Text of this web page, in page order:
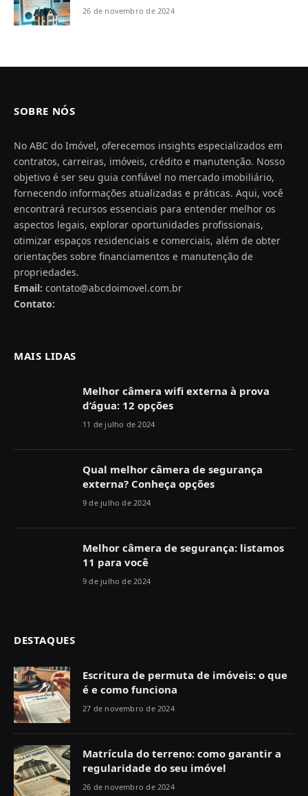
26 de novembro de 2024
SOBRE NÓS
No ABC do Imóvel, oferecemos insights especializados em
contratos, carreiras, imóveis, crédito e manutenção. Nosso
objetivo é ser seu guia confiável no mercado imobiliário,
fornecendo informações atualizadas e práticas. Aqui, você
encontrará recursos essenciais para entender melhor os
aspectos legais, explorar oportunidades profissionais,
otimizar espaços residenciais e comerciais, além de obter
orientações sobre financiamentos e manutenção de
propriedades.
Email: contato@abcdoimovel.com.br
Contato:
MAIS LIDAS
Melhor câmera wifi externa à prova
d’água: 12 opções
11 de julho de 2024
Qual melhor câmera de segurança
externa? Conheça opções
9 de julho de 2024
Melhor câmera de segurança: listamos
11 para você
9 de julho de 2024
DESTAQUES
Escritura de permuta de imóveis: o que
é e como funciona
27 de novembro de 2024
Matrícula do terreno: como garantir a
regularidade do seu imóvel
26 de novembro de 2024